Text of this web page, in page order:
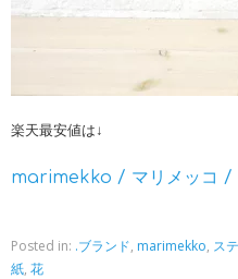
楽天最安値は↓
marimekko / マリメッコ /
Posted in: .ブランド, marimekko, ス
紙, 花